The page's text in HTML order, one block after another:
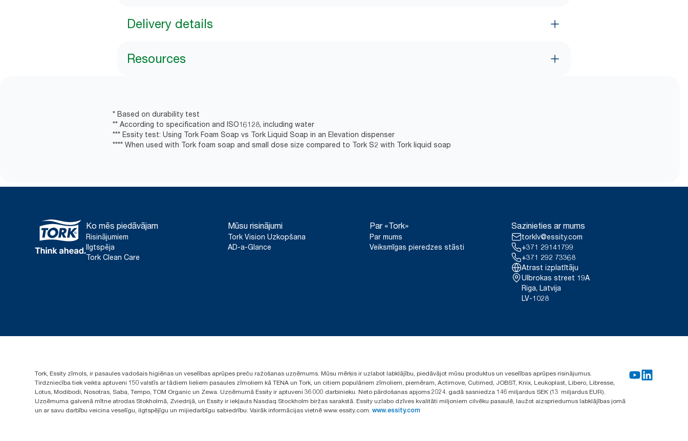
Delivery details
Resources
* Based on durability test
** According to specification and ISO16128, including water
*** Essity test: Using Tork Foam Soap vs Tork Liquid Soap in an Elevation dispenser
**** When used with Tork foam soap and small dose size compared to Tork S2 with Tork liquid soap
Ko mēs piedāvājam
Risinājumiem
Ilgtspēja
Tork Clean Care
Mūsu risinājumi
Tork Vision Uzkopšana
AD-a-Glance
Par «Tork»
Par mums
Veiksmīgas pieredzes stāsti
Sazinieties ar mums
torklv@essity.com
+371 29141799
+371 292 73368
Atrast izplatītāju
Ulbrokas street 19A
Riga, Latvija
LV-1028
Tork, Essity zīmols, ir pasaules vadošais higiēnas un veselības aprūpes preču ražošanas uzņēmums. Mūsu mērķis ir uzlabot labklājību, piedāvājot mūsu produktus un veselības aprūpes risinājumus.
Tirdzniecība tiek veikta aptuveni 150 valstīs ar tādiem lieliem pasaules zīmoliem kā TENA un Tork, un citiem populāriem zīmoliem, piemēram, Actimove, Cutimed, JOBST, Knix, Leukoplast, Libero, Libresse,
Lotus, Modibodi, Nosotras, Saba, Tempo, TOM Organic un Zewa. Uzņēmumā Essity ir aptuveni 36 000 darbinieku. Neto pārdošanas apjoms 2024. gadā sasniedza 146 miljardus SEK (13 miljardus EUR).
Uzņēmuma galvenā mītne atrodas Stokholmā, Zviedrijā, un Essity ir iekļauts Nasdaq Stockholm biržas sarakstā. Essity uzlabo dzīves kvalitāti miljoniem cilvēku pasaulē, laužot aizspriedumus labklājības jomā
un ar savu darbību veicina veselīgu, ilgtspējīgu un mijiedarbīgu sabiedrību. Vairāk informācijas vietnē www.essity.com. www.essity.com